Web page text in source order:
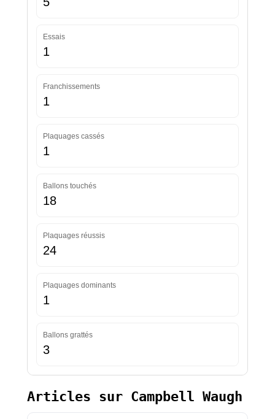
Essais
1
Franchissements
1
Plaquages cassés
1
Ballons touchés
18
Plaquages réussis
24
Plaquages dominants
1
Ballons grattés
3
Articles sur Campbell Waugh